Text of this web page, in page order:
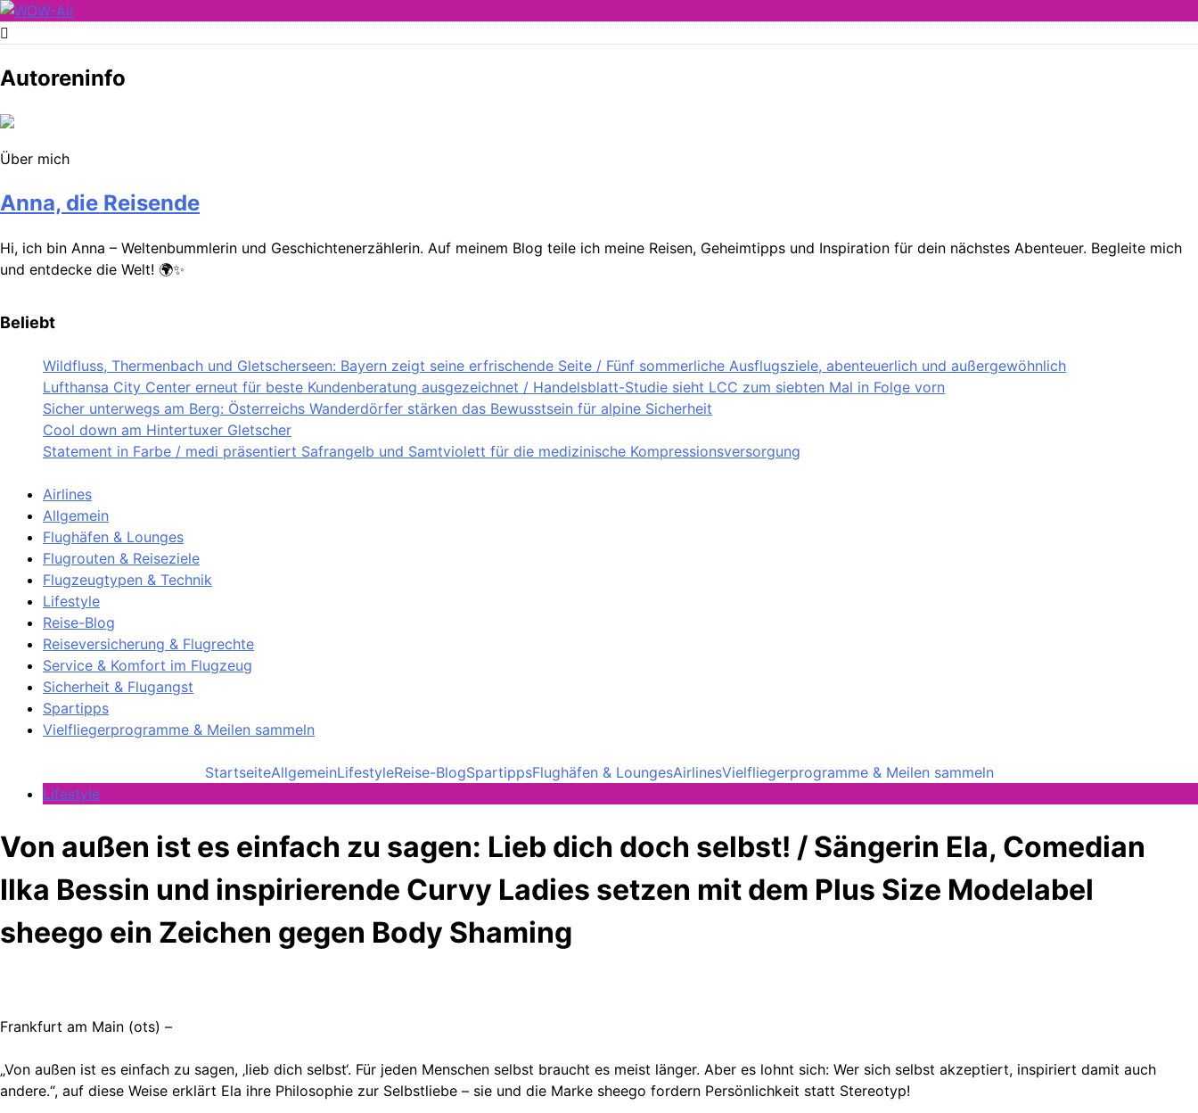
Skip
to
WOW-Air
Autoreninfo
Über mich
Anna, die Reisende
Hi, ich bin Anna – Weltenbummlerin und Geschichtenerzählerin. Auf meinem Blog teile ich meine Reisen, Geheimtipps und Inspiration für dein nächstes Abenteuer. Begleite mich
und entdecke die Welt! 🌍✨
Beliebt
Wildfluss, Thermenbach und Gletscherseen: Bayern zeigt seine erfrischende Seite / Fünf sommerliche Ausflugsziele, abenteuerlich und außergewöhnlich
Lufthansa City Center erneut für beste Kundenberatung ausgezeichnet / Handelsblatt-Studie sieht LCC zum siebten Mal in Folge vorn
Sicher unterwegs am Berg: Österreichs Wanderdörfer stärken das Bewusstsein für alpine Sicherheit
Cool down am Hintertuxer Gletscher
Statement in Farbe / medi präsentiert Safrangelb und Samtviolett für die medizinische Kompressionsversorgung
Airlines
Allgemein
Flughäfen & Lounges
Flugrouten & Reiseziele
Flugzeugtypen & Technik
Lifestyle
Reise-Blog
Reiseversicherung & Flugrechte
Service & Komfort im Flugzeug
Sicherheit & Flugangst
Spartipps
Vielfliegerprogramme & Meilen sammeln
StartseiteAllgemeinLifestyleReise-BlogSpartippsFlughäfen & LoungesAirlinesVielfliegerprogramme & Meilen sammeln
Lifestyle
Von außen ist es einfach zu sagen: Lieb dich doch selbst! / Sängerin Ela, Comedian
Ilka Bessin und inspirierende Curvy Ladies setzen mit dem Plus Size Modelabel
sheego ein Zeichen gegen Body Shaming
Frankfurt am Main (ots) –
„Von außen ist es einfach zu sagen, ‚lieb dich selbst‘. Für jeden Menschen selbst braucht es meist länger. Aber es lohnt sich: Wer sich selbst akzeptiert, inspiriert damit auch
andere.“, auf diese Weise erklärt Ela ihre Philosophie zur Selbstliebe – sie und die Marke sheego fordern Persönlichkeit statt Stereotyp!